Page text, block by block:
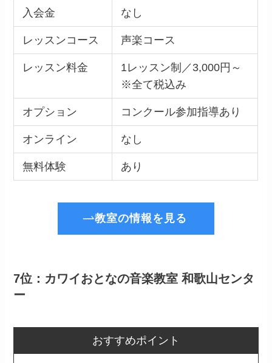
入会金 なし
レッスンコース 声楽コース
レッスン料金
1レッスン制／3,000円～
※全て税込み
オプション コンクール参加指導あり
オンライン なし
無料体験 あり
教室の情報を見る
7位：カワイおとなの音楽教室 和歌山センタ
ー
おすすめポイント